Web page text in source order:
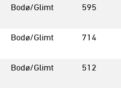
Bodø/Glimt 595
Bodø/Glimt 714
Bodø/Glimt 512